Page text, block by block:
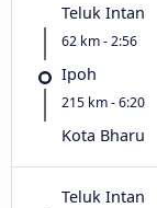
Teluk Intan
62 km - 2:56
Ipoh
215 km - 6:20
Kota Bharu
Teluk Intan